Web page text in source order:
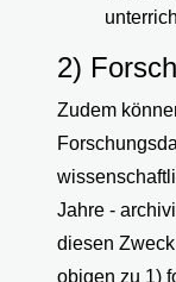
2)
Zudem
Jahre -
diesen
obigen zu 1)